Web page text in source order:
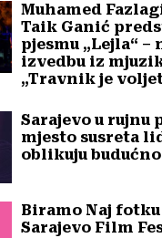
Muhamed
Taik Ganić
pjesmu „Lejla“ –
izvedbu iz
„Travnik je
Sarajevo u rujnu
mjesto susreta
oblikuju
Biramo Naj fotku
Sarajevo Film